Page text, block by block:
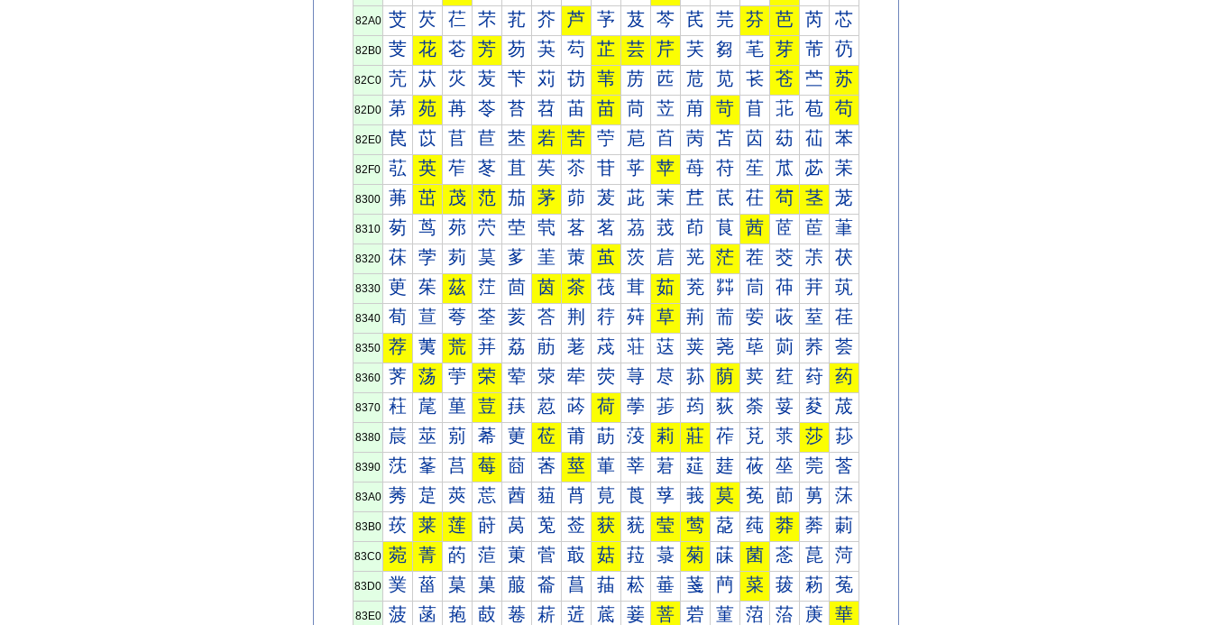
82A0 芠 芡 芢 芣 芤 芥 芦 芧 芨 芩 芪 芫 芬 芭 芮 芯
82B0 芰 花 芲 芳 芴 芵 芶 芷 芸 芹 芺 芻 芼 芽 芾 芿
82C0 苀 苁 苂 苃 苄 苅 苆 苇 苈 苉 苊 苋 苌 苍 苎 苏
82D0 苐 苑 苒 苓 苔 苕 苖 苗 苘 苙 苚 苛 苜 苝 苞 苟
82E0 苠 苡 苢 苣 苤 若 苦 苧 苨 苩 苪 苫 苬 苭 苮 苯
82F0 苰 英 苲 苳 苴 苵 苶 苷 苸 苹 苺 苻 苼 苽 苾 苿
8300 茀 茁 茂 范 茄 茅 茆 茇 茈 茉 茊 茋 茌 茍 茎 茏
8310 茐 茑 茒 茓 茔 茕 茖 茗 茘 茙 茚 茛 茜 茝 茞 茟
8320 茠 茡 茢 茣 茤 茥 茦 茧 茨 茩 茪 茫 茬 茭 茮 茯
8330 茰 茱 茲 茳 茴 茵 茶 茷 茸 茹 茺 茻 茼 茽 茾 茿
8340 荀 荁 荂 荃 荄 荅 荆 荇 荈 草 荊 荋 荌 荍 荎 荏
8350 荐 荑 荒 荓 荔 荕 荖 荗 荘 荙 荚 荛 荜 荝 荞 荟
8360 荠 荡 荢 荣 荤 荥 荦 荧 荨 荩 荪 荫 荬 荭 荮 药
8370 荰 荱 荲 荳 荴 荵 荶 荷 荸 荹 荺 荻 荼 荽 荾 荿
8380 莀 莁 莂 莃 莄 莅 莆 莇 莈 莉 莊 莋 莌 莍 莎 莏
8390 莐 莑 莒 莓 莔 莕 莖 莗 莘 莙 莚 莛 莜 莝 莞 莟
83A0 莠 莡 莢 莣 莤 莥 莦 莧 莨 莩 莪 莫 莬 莭 莮 莯
83B0 莰 莱 莲 莳 莴 莵 莶 获 莸 莹 莺 莻 莼 莽 莾 莿
83C0 菀 菁 菂 菃 菄 菅 菆 菇 菈 菉 菊 菋 菌 菍 菎 菏
83D0 菐 菑 菒 菓 菔 菕 菖 菗 菘 菙 菚 菛 菜 菝 菞 菟
83E0 菠 菡 菢 菣 菤 菥 菦 菧 菨 菩 菪 菫 菬 菭 菮 華